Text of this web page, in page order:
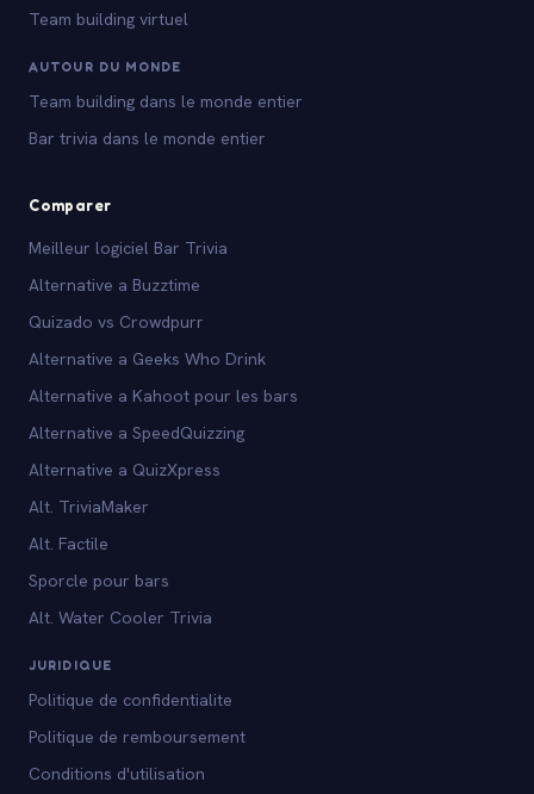
Team building virtuel
AUTOUR DU MONDE
Team building dans le monde entier
Bar trivia dans le monde entier
Comparer
Meilleur logiciel Bar Trivia
Alternative a Buzztime
Quizado vs Crowdpurr
Alternative a Geeks Who Drink
Alternative a Kahoot pour les bars
Alternative a SpeedQuizzing
Alternative a QuizXpress
Alt. TriviaMaker
Alt. Factile
Sporcle pour bars
Alt. Water Cooler Trivia
JURIDIQUE
Politique de confidentialite
Politique de remboursement
Conditions d'utilisation